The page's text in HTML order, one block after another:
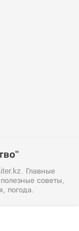
Главные
советы,
погода.